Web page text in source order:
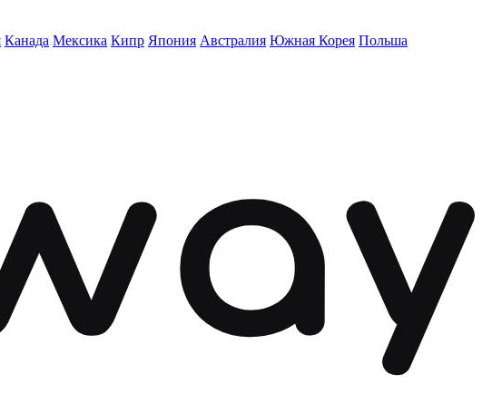
Канада Мексика Кипр Япония Австралия Южная Корея Польша